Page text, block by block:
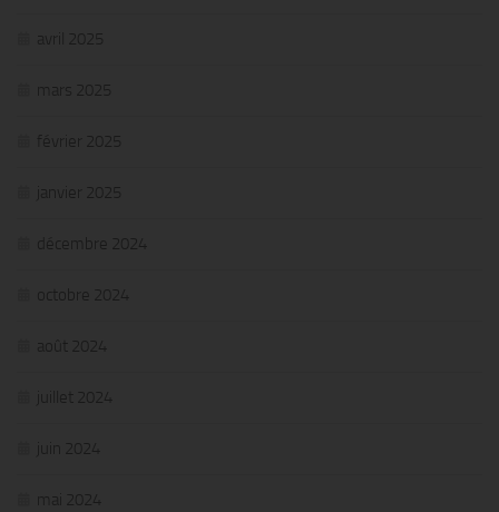
avril 2025
mars 2025
février 2025
janvier 2025
décembre 2024
octobre 2024
août 2024
juillet 2024
juin 2024
mai 2024